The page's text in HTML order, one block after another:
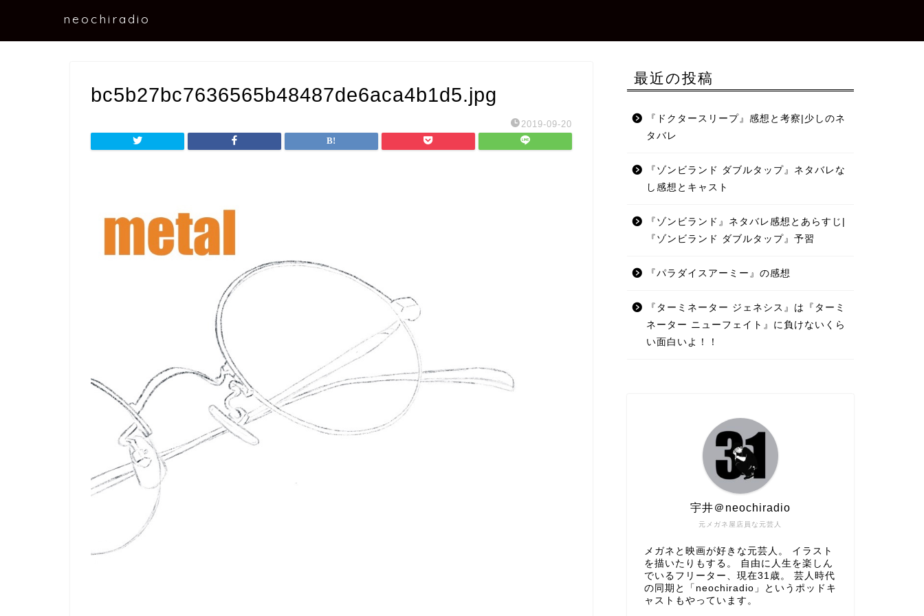
neochiradio
bc5b27bc7636565b48487de6aca4b1d5.jpg
2019-09-20
最近の投稿
『ドクタースリープ』感想と考察|少しのネ
タバレ
『ゾンビランド ダブルタップ』ネタバレな
し感想とキャスト
『ゾンビランド』ネタバレ感想とあらすじ|
『ゾンビランド ダブルタップ』予習
『パラダイスアーミー』の感想
『ターミネーター ジェネシス』は『ターミ
ネーター ニューフェイト』に負けないくら
い面白いよ！！
元メガネ屋店員な元芸人
宇井＠neochiradio
メガネと映画が好きな元芸人。 イラスト
を描いたりもする。 自由に人生を楽しん
でいるフリーター、現在31歳。 芸人時代
の同期と「neochiradio」というポッドキ
ャストもやっています。